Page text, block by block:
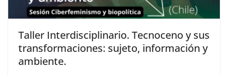
Taller Interdisciplinario. Tecnoceno y sus
transformaciones: sujeto, información y
ambiente.